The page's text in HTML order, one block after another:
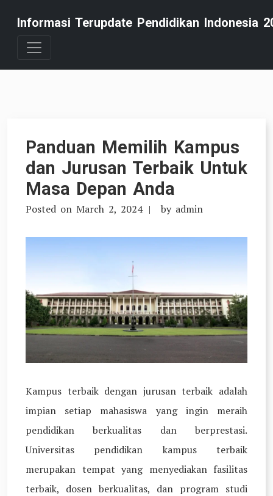
content
Informasi Terupdate Pendidikan Indonesia
Panduan Memilih Kampus
dan Jurusan Terbaik Untuk
Masa Depan Anda
Posted on March 2, 2024 by admin
Kampus terbaik dengan jurusan terbaik adalah
impian setiap mahasiswa yang ingin meraih
pendidikan berkualitas dan berprestasi.
Universitas pendidikan kampus terbaik
merupakan tempat yang menyediakan fasilitas
terbaik, dosen berkualitas, dan program studi